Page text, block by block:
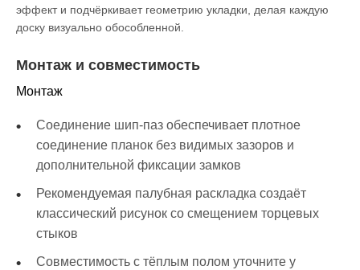
эффект и подчёркивает геометрию укладки, делая каждую
доску визуально обособленной.
Монтаж и совместимость
Монтаж
Соединение шип-паз обеспечивает плотное
соединение планок без видимых зазоров и
дополнительной фиксации замков
Рекомендуемая палубная раскладка создаёт
классический рисунок со смещением торцевых
стыков
Совместимость с тёплым полом уточните у